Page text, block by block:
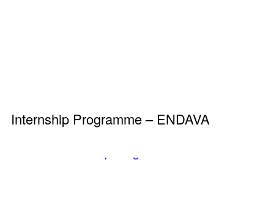
Internship Programme – ENDAVA